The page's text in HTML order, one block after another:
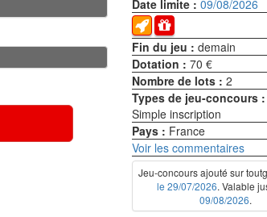
Date limite :09/08/2026
Fin du jeu :demain
Dotation :70 €
Nombre de lots :2
Types de jeu-concours
Simple inscription
Pays : France
Voir les commentaires
Jeu-concours ajouté sur
le 29/07/2026. Valable
09/08/2026.